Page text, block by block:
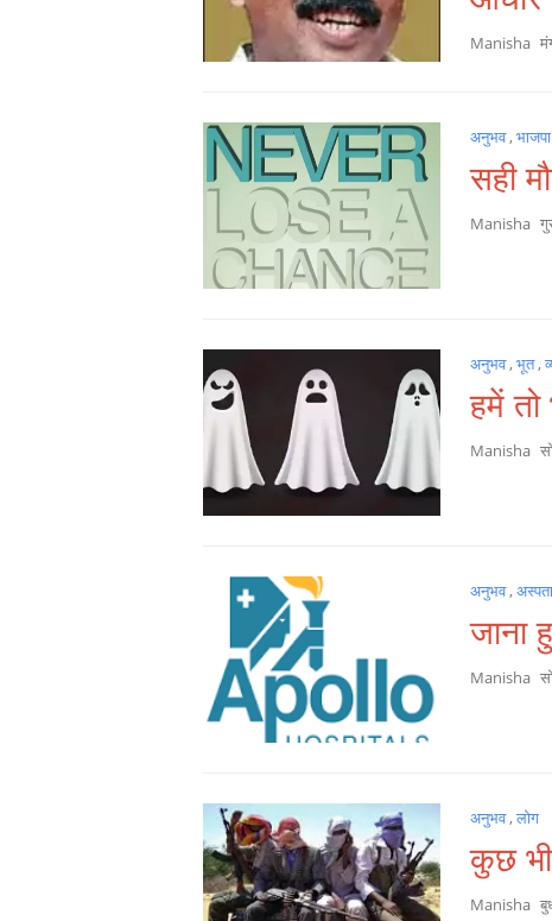
Manisha
अनुभव,भाजपा
सही
Manisha
अनुभव,भूत,
हमें
Manisha
अनुभव,
जाना
Manisha
अनुभव,लोग
कुछ
Manisha